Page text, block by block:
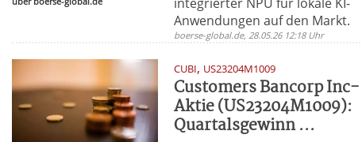
Anwendungen auf den Markt.
boerse-global.de, 28.05.26 12:18 Uhr
CUBI, US23204M1009
Customers Bancorp Inc-
Aktie (US23204M1009):
Quartalsgewinn ...